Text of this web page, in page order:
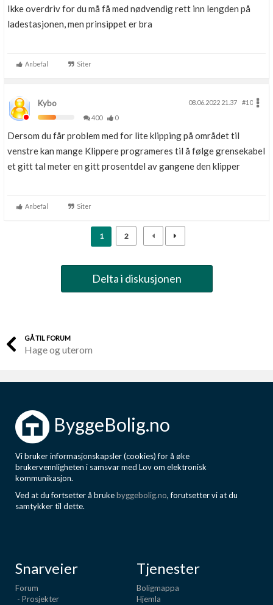
Ikke overdriv for du må få med nødvendig rett inn lengden på
ladestasjonen, men prinsippet er bra
Anbefal Siter
Kybo 08.06.2022 21.37
#10
400
0
Dersom du får problem med for lite klipping på området til
venstre kan mange Klippere programeres til å følge grensekabel
et gitt tal meter en gitt prosentdel av gangene den klipper
Anbefal Siter
1 2
Delta i diskusjonen
GÅ TIL FORUM
Hage og uterom
ByggeBolig.no
Vi bruker informasjonskapsler (cookies) for å øke
brukervennligheten i samsvar med Lov om elektronisk
kommunikasjon.
Ved at du fortsetter å brukebyggebolig.no, forutsetter vi at du
samtykker til dette.
Snarveier
Forum
- Prosjekter
Tjenester
Boligmappa
Hjemla